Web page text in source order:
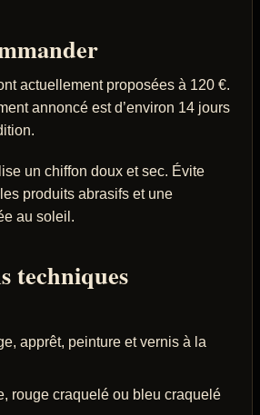
actuellement proposées à 120 €.
annoncé est d’environ 14 jours
un chiffon doux et sec. Évite
produits abrasifs et une
au soleil.
techniques
apprêt, peinture et vernis à la
rouge craquelé ou bleu craquelé